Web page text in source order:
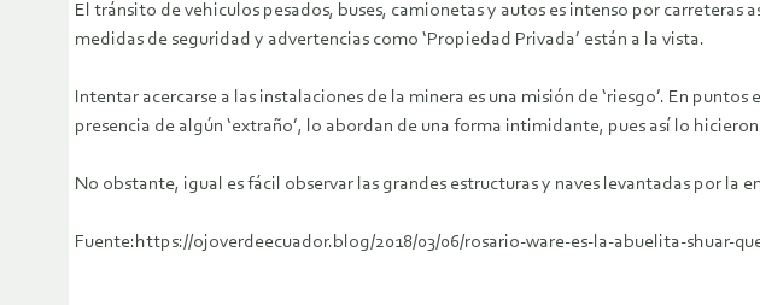
El tránsito de vehiculos pesados, buses, camionetas y autos es intenso por carreteras
medidas de seguridad y advertencias como ‘Propiedad Privada’ están a la vista.
Intentar acercarse a las instalaciones de la minera es una misión de ‘riesgo’. En
presencia de algún ‘extraño’, lo abordan de una forma intimidante, pues así lo
No obstante, igual es fácil observar las grandes estructuras y naves levantadas por la
Fuente:https://ojoverdeecuador.blog/2018/03/06/rosario-ware-es-la-abuelita-shuar-